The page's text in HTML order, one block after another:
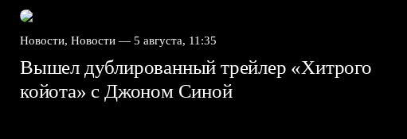
Новости, Новости — 5 августа, 11:35
Вышел дублированный трейлер «Хитрого
койота» с Джоном Синой